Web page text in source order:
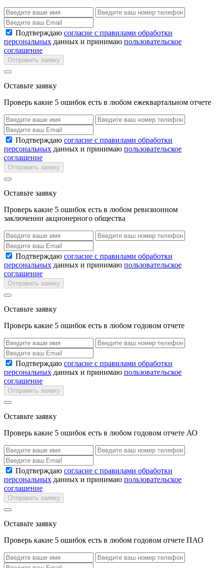
Подтверждаю согласие с правилами обработки
персональных данных и принимаю пользовательское
соглашение
Отправить заявку
Оставьте заявку
Проверь какие 5 ошибок есть в любом ежеквартальном отчете
Подтверждаю согласие с правилами обработки
персональных данных и принимаю пользовательское
соглашение
Отправить заявку
Оставьте заявку
Проверь какие 5 ошибок есть в любом ревизионном
заключении акционерного общества
Подтверждаю согласие с правилами обработки
персональных данных и принимаю пользовательское
соглашение
Отправить заявку
Оставьте заявку
Проверь какие 5 ошибок есть в любом годовом отчете
Подтверждаю согласие с правилами обработки
персональных данных и принимаю пользовательское
соглашение
Отправить заявку
Оставьте заявку
Проверь какие 5 ошибок есть в любом годовом отчете АО
Подтверждаю согласие с правилами обработки
персональных данных и принимаю пользовательское
соглашение
Отправить заявку
Оставьте заявку
Проверь какие 5 ошибок есть в любом годовом отчете ПАО